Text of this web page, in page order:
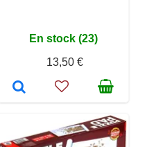
En stock (23)
13,50 €